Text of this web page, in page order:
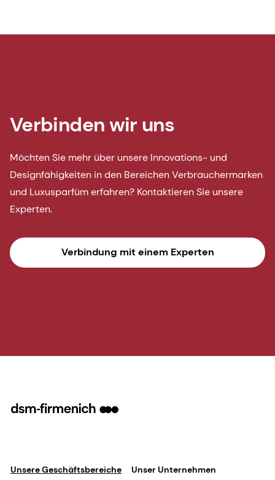
Verbinden wir uns
Möchten Sie mehr über unsere Innovations- und
Designfähigkeiten in den Bereichen Verbrauchermarken
und Luxusparfüm erfahren? Kontaktieren Sie unsere
Experten.
Verbindung mit einem Experten
Unsere Geschäftsbereiche Unser Unternehmen